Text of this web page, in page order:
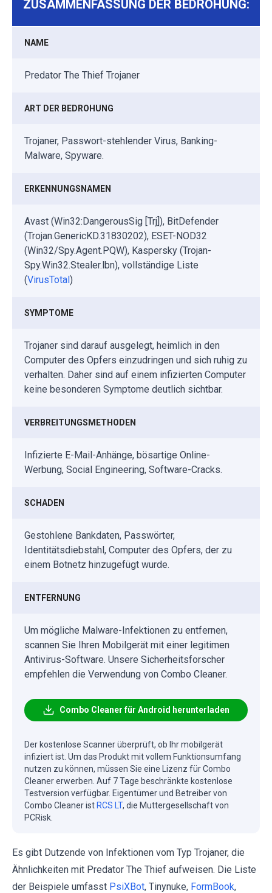
ZUSAMMENFASSUNG DER BEDROHUNG:
NAME
Predator The Thief Trojaner
ART DER BEDROHUNG
Trojaner, Passwort-stehlender Virus, Banking-
Malware, Spyware.
ERKENNUNGSNAMEN
Avast (Win32:DangerousSig [Trj]), BitDefender
(Trojan.GenericKD.31830202), ESET-NOD32
(Win32/Spy.Agent.PQW), Kaspersky (Trojan-
Spy.Win32.Stealer.lbn), vollständige Liste
(VirusTotal)
SYMPTOME
Trojaner sind darauf ausgelegt, heimlich in den
Computer des Opfers einzudringen und sich ruhig zu
verhalten. Daher sind auf einem infizierten Computer
keine besonderen Symptome deutlich sichtbar.
VERBREITUNGSMETHODEN
Infizierte E-Mail-Anhänge, bösartige Online-
Werbung, Social Engineering, Software-Cracks.
SCHADEN
Gestohlene Bankdaten, Passwörter,
Identitätsdiebstahl, Computer des Opfers, der zu
einem Botnetz hinzugefügt wurde.
ENTFERNUNG
Um mögliche Malware-Infektionen zu entfernen,
scannen Sie Ihren Mobilgerät mit einer legitimen
Antivirus-Software. Unsere Sicherheitsforscher
empfehlen die Verwendung von Combo Cleaner.
Combo Cleaner für Android herunterladen
Der kostenlose Scanner überprüft, ob Ihr mobilgerät
infiziert ist. Um das Produkt mit vollem Funktionsumfang
nutzen zu können, müssen Sie eine Lizenz für Combo
Cleaner erwerben. Auf 7 Tage beschränkte kostenlose
Testversion verfügbar. Eigentümer und Betreiber von
Combo Cleaner istRCS LT, die Muttergesellschaft von
PCRisk.
Es gibt Dutzende von Infektionen vom Typ Trojaner, die
Ähnlichkeiten mit Predator The Thief aufweisen. Die Liste
der Beispiele umfasst PsiXBot, Tinynuke, FormBook,